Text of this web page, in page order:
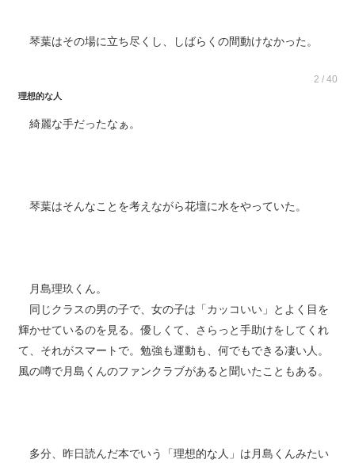
琴葉はその場に立ち尽くし、しばらくの間動けなかった。
2 / 40
理想的な人
綺麗な手だったなぁ。
琴葉はそんなことを考えながら花壇に水をやっていた。
月島理玖くん。
同じクラスの男の子で、女の子は「カッコいい」とよく目を
輝かせているのを見る。優しくて、さらっと手助けをしてくれ
て、それがスマートで。勉強も運動も、何でもできる凄い人。
風の噂で月島くんのファンクラブがあると聞いたこともある。
多分、昨日読んだ本でいう「理想的な人」は月島くんみたい